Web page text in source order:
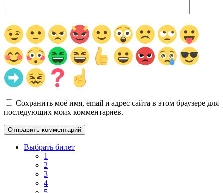
Сохранить моё имя, email и адрес сайта в этом браузере для
последующих моих комментариев.
Выбрать билет
1
2
3
4